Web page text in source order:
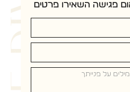
פגישה השאירו פרטים